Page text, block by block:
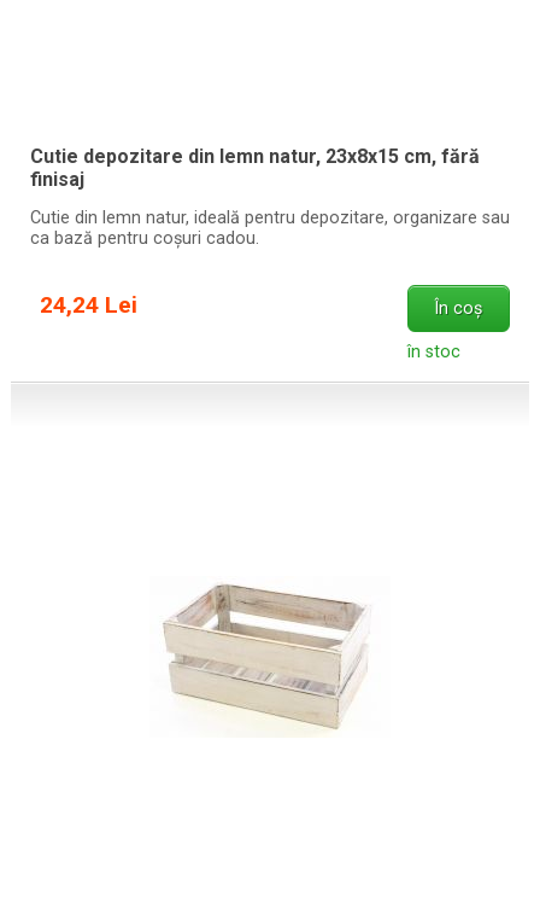
Cutie depozitare din lemn natur, 23x8x15 cm, fără
finisaj
Cutie din lemn natur, ideală pentru depozitare, organizare sau
ca bază pentru coșuri cadou.
24,24 Lei În coș
în stoc